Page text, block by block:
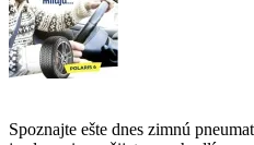
Spoznajte ešte dnes zimnú